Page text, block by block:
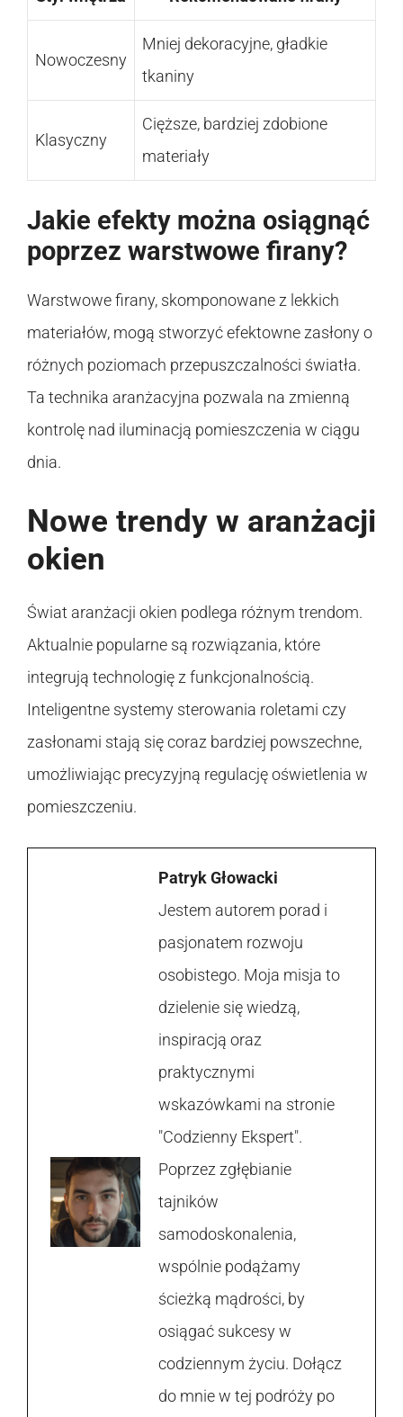
Nowoczesny
Mniej dekoracyjne, gładkie
tkaniny
Klasyczny
Cięższe, bardziej zdobione
materiały
Jakie efekty można osiągnąć
poprzez warstwowe firany?
Warstwowe firany, skomponowane z lekkich
materiałów, mogą stworzyć efektowne zasłony o
różnych poziomach przepuszczalności światła.
Ta technika aranżacyjna pozwala na zmienną
kontrolę nad iluminacją pomieszczenia w ciągu
dnia.
Nowe trendy w aranżacji
okien
Świat aranżacji okien podlega różnym trendom.
Aktualnie popularne są rozwiązania, które
integrują technologię z funkcjonalnością.
Inteligentne systemy sterowania roletami czy
zasłonami stają się coraz bardziej powszechne,
umożliwiając precyzyjną regulację oświetlenia w
pomieszczeniu.
Patryk Głowacki
Jestem autorem porad i
pasjonatem rozwoju
osobistego. Moja misja to
dzielenie się wiedzą,
inspiracją oraz
praktycznymi
wskazówkami na stronie
"Codzienny Ekspert".
Poprzez zgłębianie
tajników
samodoskonalenia,
wspólnie podążamy
ścieżką mądrości, by
osiągać sukcesy w
codziennym życiu. Dołącz
do mnie w tej podróży po